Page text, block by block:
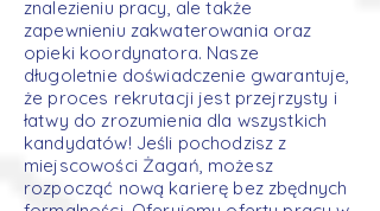
znalezieniu pracy, ale także
zapewnieniu zakwaterowania oraz
opieki koordynatora. Nasze
długoletnie doświadczenie gwarantuje,
że proces rekrutacji jest przejrzysty i
łatwy do zrozumienia dla wszystkich
kandydatów! Jeśli pochodzisz z
miejscowości Żagań, możesz
rozpocząć nową karierę bez zbędnych